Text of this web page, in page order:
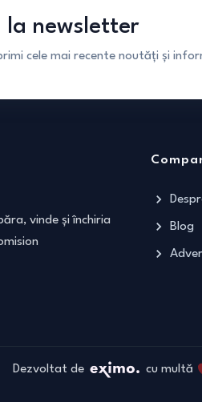
la newsletter
cele mai recente noutăți și
vinde și închiria
Blog
Dezvoltat de cu multă